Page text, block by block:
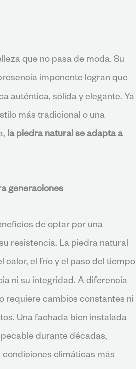
que no pasa de moda. Su
imponente logran que
auténtica, sólida y elegante. Ya
más tradicional o una
la piedra natural se adapta a
generaciones
de optar por una
resistencia. La piedra natural
calor, el frío y el paso del tiempo
ni su integridad. A diferencia
requiere cambios constantes ni
Una fachada bien instalada
durante décadas,
climáticas más